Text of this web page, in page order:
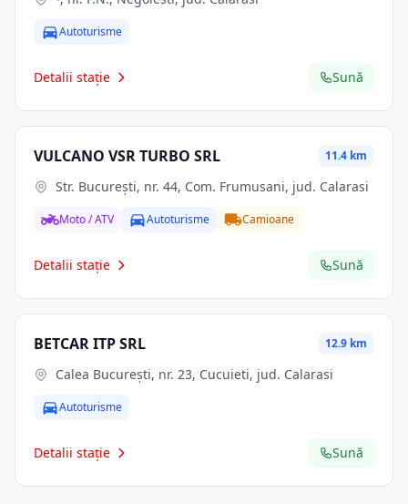
Autoturisme
Detalii stație Sună
VULCANO VSR TURBO SRL 11.4 km
Str. Bucureşti, nr. 44, Com. Frumusani, jud. Calarasi
Moto / ATV Autoturisme Camioane
Detalii stație Sună
BETCAR ITP SRL 12.9 km
Calea Bucureşti, nr. 23, Cucuieti, jud. Calarasi
Autoturisme
Detalii stație Sună